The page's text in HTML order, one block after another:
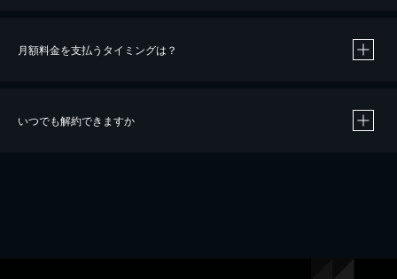
※40％ポイント還元の対象は、クレジットカード決済による作品の購入 / レンタルです。
月額料金を支払うタイミングは？
いつでも解約できますか